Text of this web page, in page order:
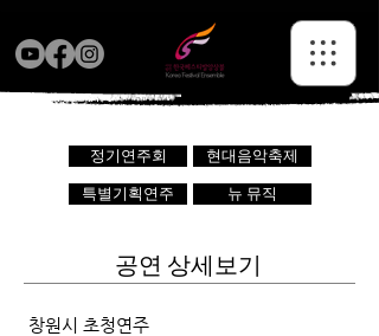
정기연주회 현대음악축제
특별기획연주 뉴 뮤직
공연 상세보기
창원시 초청연주